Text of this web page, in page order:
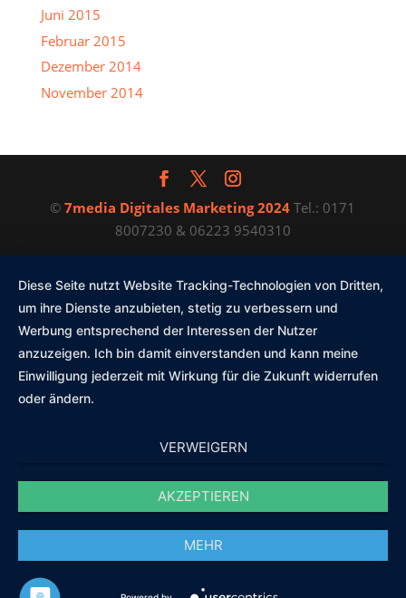
Juni 2015
Februar 2015
Dezember 2014
November 2014
©7media Digitales Marketing 2024 Tel.: 0171
8007230 & 06223 9540310
Diese Website nutzt Cookies und Plugins zur optimierten
Darstellung, z.B. von Schriften, für Nutzerfeedback und
betreffenden Daten
Diese Seite nutzt Website Tracking-Technologien von Dritten,
um ihre Dienste anzubieten, stetig zu verbessern und
Werbung entsprechend der Interessen der Nutzer
anzuzeigen. Ich bin damit einverstanden und kann meine
Einwilligung jederzeit mit Wirkung für die Zukunft widerrufen
oder ändern.
VERWEIGERN
AKZEPTIEREN
MEHR